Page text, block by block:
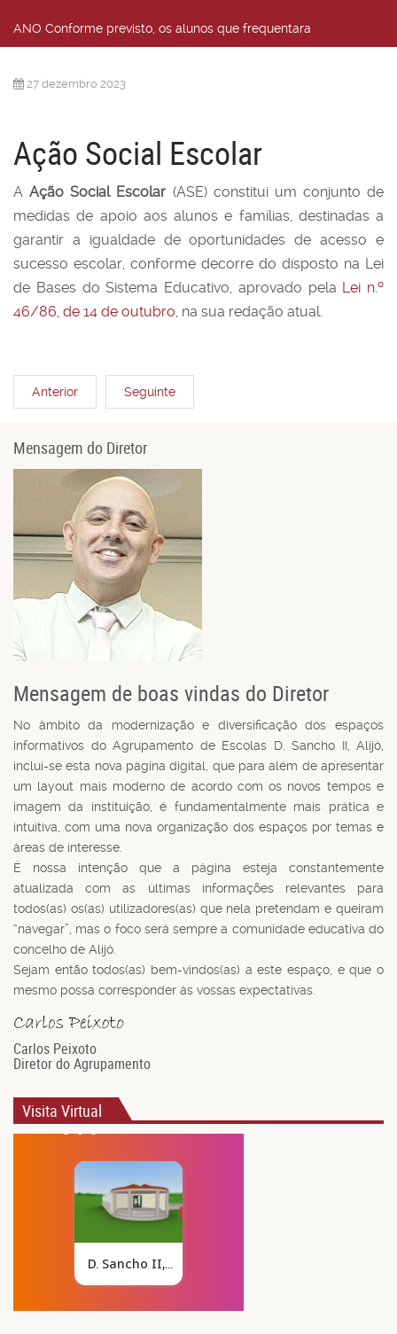
ANO Conforme previsto, os alunos que frequentara
27 dezembro 2023
Ação Social Escolar
AAção Social Escolar (ASE) constitui um conjunto de
medidas de apoio aos alunos e famílias, destinadas a
garantir a igualdade de oportunidades de acesso e
sucesso escolar, conforme decorre do disposto na Lei
de Bases do Sistema Educativo, aprovado pela Lei n.º
46/86, de 14 de outubro, na sua redação atual.
Anterior Seguinte
Mensagem do Diretor
Mensagem de boas vindas do Diretor
No âmbito da modernização e diversificação dos espaços
informativos do Agrupamento de Escolas D. Sancho II, Alijó,
inclui-se esta nova página digital, que para além de apresentar
um layout mais moderno de acordo com os novos tempos e
imagem da instituição, é fundamentalmente mais prática e
intuitiva, com uma nova organização dos espaços por temas e
áreas de interesse.
É nossa intenção que a página esteja constantemente
atualizada com as últimas informações relevantes para
todos(as) os(as) utilizadores(as) que nela pretendam e queiram
“navegar”, mas o foco será sempre a comunidade educativa do
concelho de Alijó.
Sejam então todos(as) bem-vindos(as) a este espaço, e que o
mesmo possa corresponder às vossas expectativas.
Carlos Peixoto
Diretor do Agrupamento
Visita Virtual